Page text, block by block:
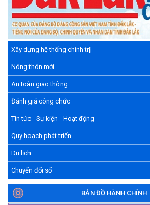
Xây dựng hệ thống chính trị
Nông thôn mới
An toàn giao thông
Đánh giá công chức
Tin tức - Sự kiện - Hoạt động
Quy hoạch phát triển
Du lịch
Chuyển đổi số
BẢN ĐỒ HÀNH CHÍNH